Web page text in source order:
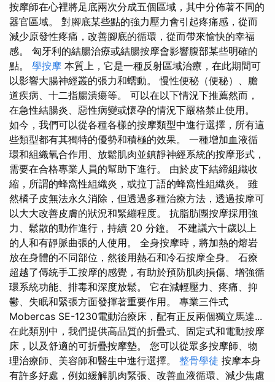
按摩師在心裡將足底兩次分成五個區域，其中分佈著不同的
器官區域。 對腳底某些點的強力壓力會引起疼痛感，從而
減少原發性疼痛，改善腳底的循環，從而帶來愉快的幸福
感。 匈牙利的結腸治療或結腸按摩會影響腹部某些明確的
點。 學按摩 本質上，它是一種反射區域治療，在此期間可
以影響大腸神經叢的張力和蠕動。 慢性便秘（便秘）、膽
道疾病、十二指腸潰瘍等。 可以在以下情況下推薦然而，
在急性結腸炎、惡性病變或懷孕的情況下嚴格禁止使用。
如今，我們可以從各種各樣的按摩類型中進行選擇，所有這
些類型都有其獨特的優勢和積極的效果。 一種增加血液循
環和組織氧合作用、放鬆肌肉並鎮靜神經系統的按摩形式，
需要在合格專業人員的幫助下進行。 由於皮下結締組織收
縮，所謂的蜂窩性組織炎，或拉丁語的蜂窩性組織炎。 雖
然橘子皮無法永久消除，但透過多種治療方法，透過按摩可
以大大改善皮膚的狀況和緊繃程度。 抗脂肪團按摩採用強
力、鬆散的動作進行，持續 20 分鐘。 不建議六十歲以上
的人和有靜脈曲張的人使用。 全身按摩時，將加熱的熔岩
放在身體的不同部位，然後用熱石和冷石按摩全身。 石療
超越了傳統手工按摩的感覺，有助於預防肌肉損傷、增強循
環系統功能、排毒和深度放鬆。 它在減輕壓力、疼痛、抑
鬱、失眠和緊張方面發揮著重要作用。 專業三件式
Mobercas SE-1230電動治療床，配有正反兩個獨立馬達...
在此類別中，我們提供高品質的折疊式、固定式和電動按摩
床，以及舒適的可折疊按摩墊。 您可以從眾多按摩師、物
理治療師、美容師和醫生中進行選擇。 整骨學徒 按摩本身
有許多好處，例如緩解肌肉緊張、改善血液循環、減少焦慮